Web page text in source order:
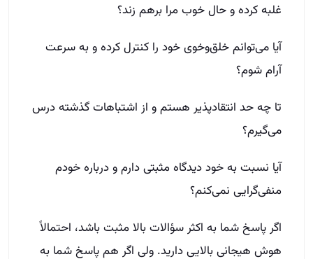
غلبه کرده و حال خوب مرا برهم زند؟
آیا می‌توانم خلق‌و‌خوی خود را کنترل کرده و به سرعت
آرام شوم؟
تا چه حد انتقاد‌پذیر هستم و از اشتباهات گذشته درس
می‌گیرم؟
آیا نسبت به خود دیدگاه مثبتی دارم و درباره خودم
منفی‌گرایی نمی‌کنم؟
اگر پاسخ شما به اکثر سؤالات بالا مثبت باشد، احتمالاً
هوش هیجانی بالایی دارید. ولی اگر هم پاسخ شما به